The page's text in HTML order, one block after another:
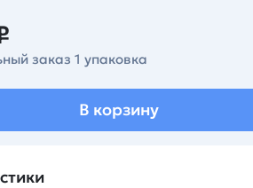
заказ 1 упаковка
В корзину